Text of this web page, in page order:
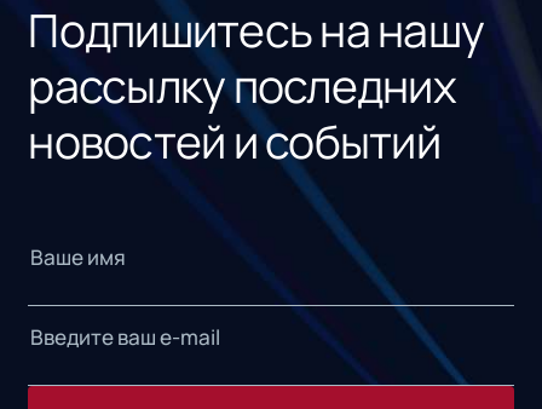
Подпишитесь на нашу
рассылку последних
новостей и событий